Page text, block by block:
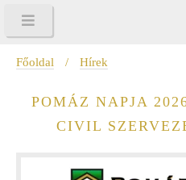
Főoldal / Hírek
POMÁZ NAPJA
CIVIL